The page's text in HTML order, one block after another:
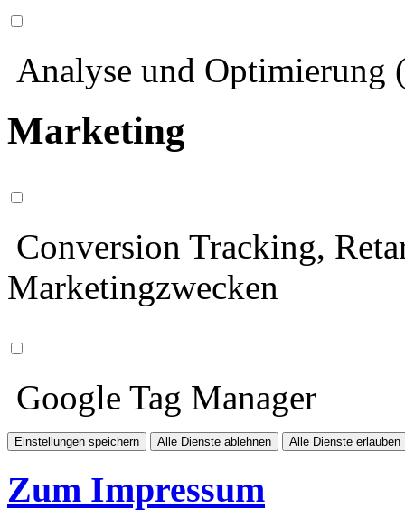
Analyse und Optimierung
Marketing
Conversion Tracking,
Marketingzwecken
Google Tag Manager
Einstellungen speichern Alle Dienste ablehnen Alle Dienste erlauben
Zum Impressum